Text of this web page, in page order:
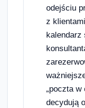
odejściu
z
kalendarz
„poczta w
decydują